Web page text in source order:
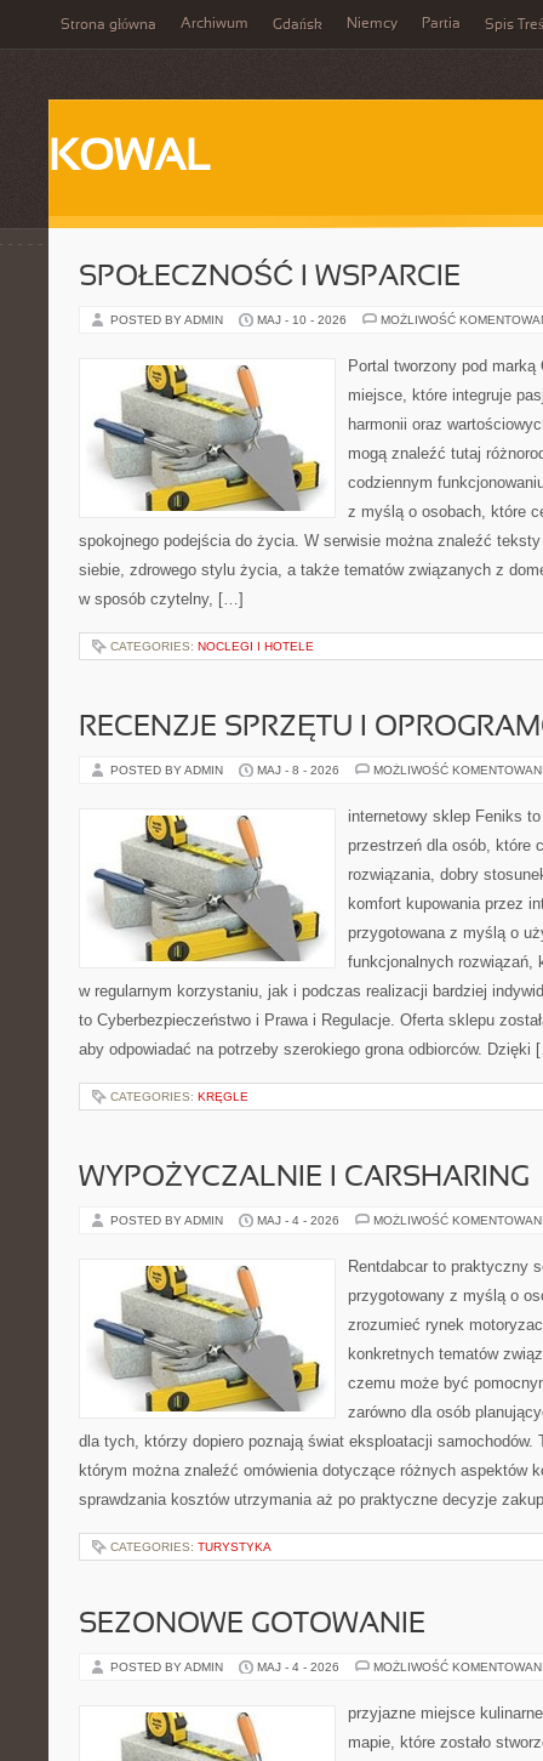
Strona główna Archiwum Gdańsk Niemcy Partia Spis
KOWAL
SPOŁECZNOŚĆ I WSPARCIE
POSTED BY ADMIN MAJ - 10 - 2026 MOŻLIWOŚĆ
Portal tworzony pod
miejsce, które integruje
harmonii oraz
mogą znaleźć tutaj
codziennym
z myślą o osobach, które
spokojnego podejścia do życia. W serwisie można znaleźć
siebie, zdrowego stylu życia, a także tematów związanych z
w sposób czytelny, […]
CATEGORIES: NOCLEGI I HOTELE
RECENZJE SPRZĘTU I
POSTED BY ADMIN MAJ - 8 - 2026 MOŻLIWOŚĆ
internetowy sklep Feniks
przestrzeń dla osób, które
rozwiązania, dobry
komfort kupowania przez
przygotowana z myślą o
funkcjonalnych rozwiązań,
w regularnym korzystaniu, jak i podczas realizacji bardziej
to Cyberbezpieczeństwo i Prawa i Regulacje. Oferta sklepu
aby odpowiadać na potrzeby szerokiego grona odbiorców. Dzięki
CATEGORIES: KRĘGLE
WYPOŻYCZALNIE I CARSHARING
POSTED BY ADMIN MAJ - 4 - 2026 MOŻLIWOŚĆ
Rentdabcar to praktyczny
przygotowany z myślą o
zrozumieć rynek
konkretnych tematów
czemu może być
zarówno dla osób
dla tych, którzy dopiero poznają świat eksploatacji samochodów.
którym można znaleźć omówienia dotyczące różnych aspektów
sprawdzania kosztów utrzymania aż po praktyczne decyzje
CATEGORIES: TURYSTYKA
SEZONOWE GOTOWANIE
POSTED BY ADMIN MAJ - 4 - 2026 MOŻLIWOŚĆ
przyjazne miejsce
mapie, które zostało